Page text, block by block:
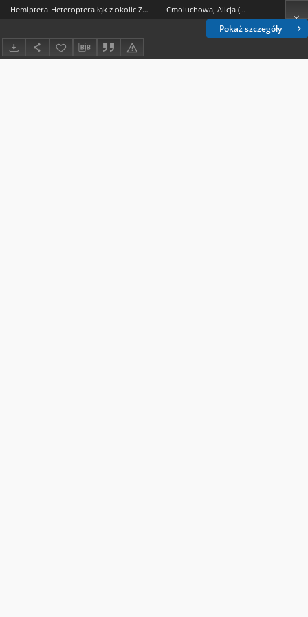
Pokaż szczegóły
Hemiptera-Heteroptera łąk z okolic Zemborzyc i Wrotkowa Cmoluchowa, Alicja (1931- )